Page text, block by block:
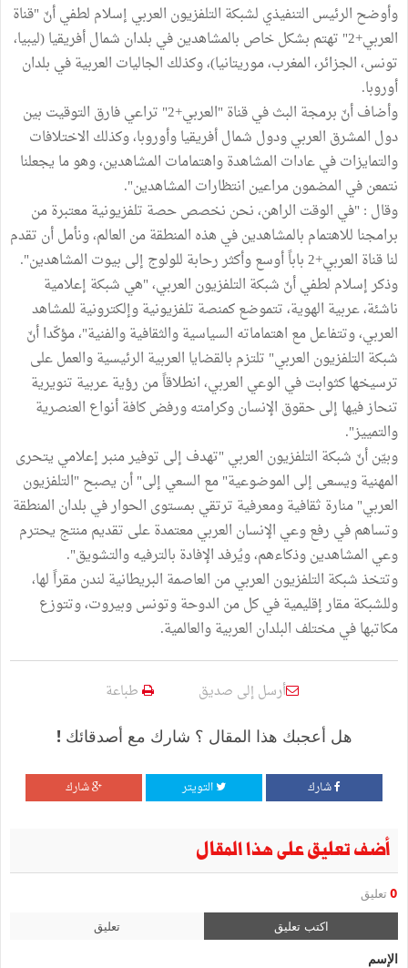
وأوضح الرئيس التنفيذي لشبكة التلفزيون العربي إسلام لطفي أنّ "قناة
العربي+2" تهتم بشكل خاص بالمشاهدين في بلدان شمال أفريقيا (ليبيا،
تونس، الجزائر، المغرب، موريتانيا)، وكذلك الجاليات العربية في بلدان
أوروبا.
وأضاف أنّ برمجة البث في قناة "العربي+2" تراعي فارق التوقيت بين
دول المشرق العربي ودول شمال أفريقيا وأوروبا، وكذلك الاختلافات
والتمايزات في عادات المشاهدة واهتمامات المشاهدين، وهو ما يجعلنا
نتمعن في المضمون مراعين انتظارات المشاهدين".
وقال : "في الوقت الراهن، نحن نخصص حصة تلفزيونية معتبرة من
برامجنا للاهتمام بالمشاهدين في هذه المنطقة من العالم، ونأمل أن تقدم
لنا قناة العربي+2 باباً أوسع وأكثر رحابة للولوج إلى بيوت المشاهدين".
وذكر إسلام لطفي أنّ شبكة التلفزيون العربي، "هي شبكة إعلامية
ناشئة، عربية الهوية، تتموضع كمنصة تلفزيونية وإلكترونية للمشاهد
العربي، وتتفاعل مع اهتماماته السياسية والثقافية والفنية"، مؤكّدا أنّ
شبكة التلفزيون العربي" تلتزم بالقضايا العربية الرئيسية والعمل على
ترسيخها كثوابت في الوعي العربي، انطلاقاً من رؤية عربية تنويرية
تنحاز فيها إلى حقوق الإنسان وكرامته ورفض كافة أنواع العنصرية
والتمييز".
وبيّن أنّ شبكة التلفزيون العربي "تهدف إلى توفير منبر إعلامي يتحرى
المهنية ويسعى إلى الموضوعية" مع السعي إلى" أن يصبح "التلفزيون
العربي" منارة ثقافية ومعرفية ترتقي بمستوى الحوار في بلدان المنطقة
وتساهم في رفع وعي الإنسان العربي معتمدة على تقديم منتج يحترم
وعي المشاهدين وذكاءهم، ويُرفد الإفادة بالترفيه والتشويق".
وتتخذ شبكة التلفزيون العربي من العاصمة البريطانية لندن مقراً لها،
وللشبكة مقار إقليمية في كل من الدوحة وتونس وبيروت، وتتوزع
مكاتبها في مختلف البلدان العربية والعالمية.
أرسل إلى صديق طباعة
هل أعجبك هذا المقال ؟ شارك مع أصدقائك !
شارك التويتر شارك
أضف تعليق على هذا المقال
0 تعليق
اكتب تعليق تعليق
الإسم